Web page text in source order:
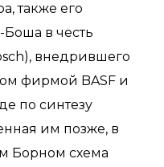
также его
Боша в честь
внедрившего
фирмой BASF и
по синтезу
им позже, в
Борном схема